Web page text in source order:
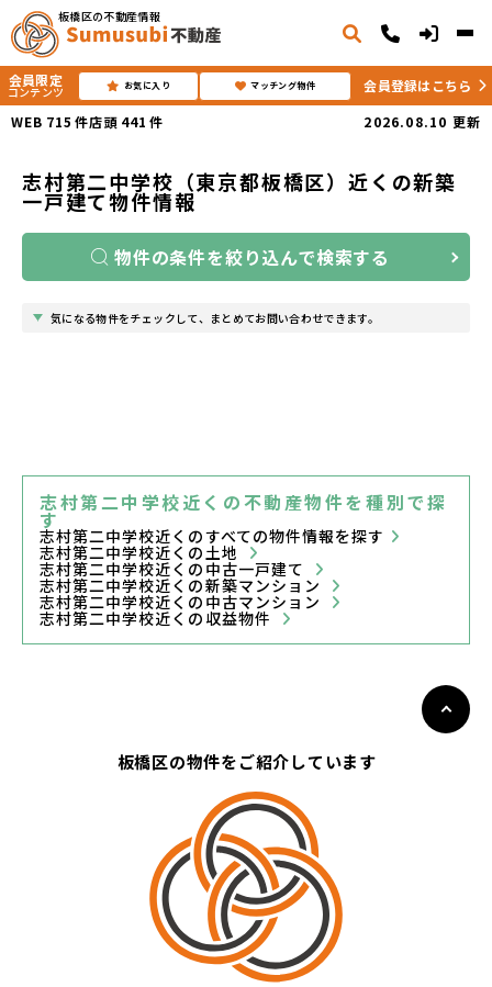
板橋区の不動産情報
会員限定
コンテンツ お気に入り マッチング物件
会員登録はこちら
WEB 715 件店頭 441 件 2026.08.10 更新
志村第二中学校（東京都板橋区）近くの新築
一戸建て物件情報
物件の条件を絞り込んで検索する
気になる物件をチェックして、まとめてお問い合わせできます。
志村第二中学校近くの不動産物件を種別で探
す
志村第二中学校近くのすべての物件情報を探す
志村第二中学校近くの土地
志村第二中学校近くの中古一戸建て
志村第二中学校近くの新築マンション
志村第二中学校近くの中古マンション
志村第二中学校近くの収益物件
板橋区の物件をご紹介しています